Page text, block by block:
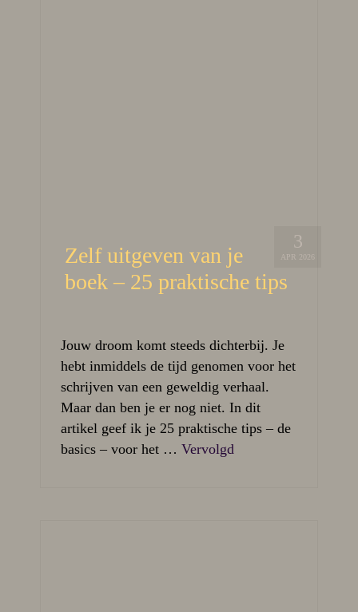
3
APR 2026
Zelf uitgeven van je
boek – 25 praktische tips
Jouw droom komt steeds dichterbij. Je
hebt inmiddels de tijd genomen voor het
schrijven van een geweldig verhaal.
Maar dan ben je er nog niet. In dit
artikel geef ik je 25 praktische tips – de
basics – voor het … Vervolgd